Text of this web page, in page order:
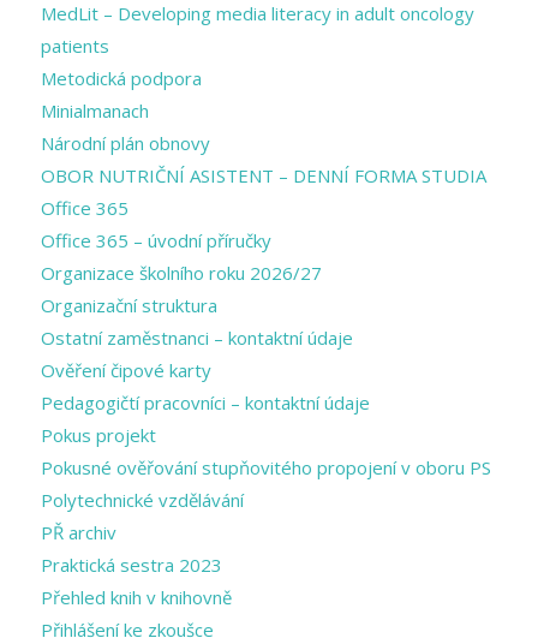
MedLit – Developing media literacy in adult oncology
patients
Metodická podpora
Minialmanach
Národní plán obnovy
OBOR NUTRIČNÍ ASISTENT – DENNÍ FORMA STUDIA
Office 365
Office 365 – úvodní příručky
Organizace školního roku 2026/27
Organizační struktura
Ostatní zaměstnanci – kontaktní údaje
Ověření čipové karty
Pedagogičtí pracovníci – kontaktní údaje
Pokus projekt
Pokusné ověřování stupňovitého propojení v oboru PS
Polytechnické vzdělávání
PŘ archiv
Praktická sestra 2023
Přehled knih v knihovně
Přihlášení ke zkoušce